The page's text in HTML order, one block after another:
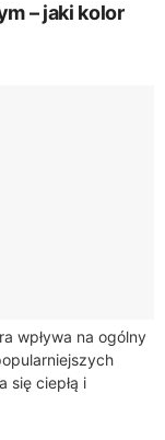
– jaki kolor
wpływa na ogólny
się ciepłą i